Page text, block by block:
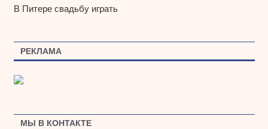
В Питере свадьбу играть
РЕКЛАМА
МЫ В КОНТАКТЕ